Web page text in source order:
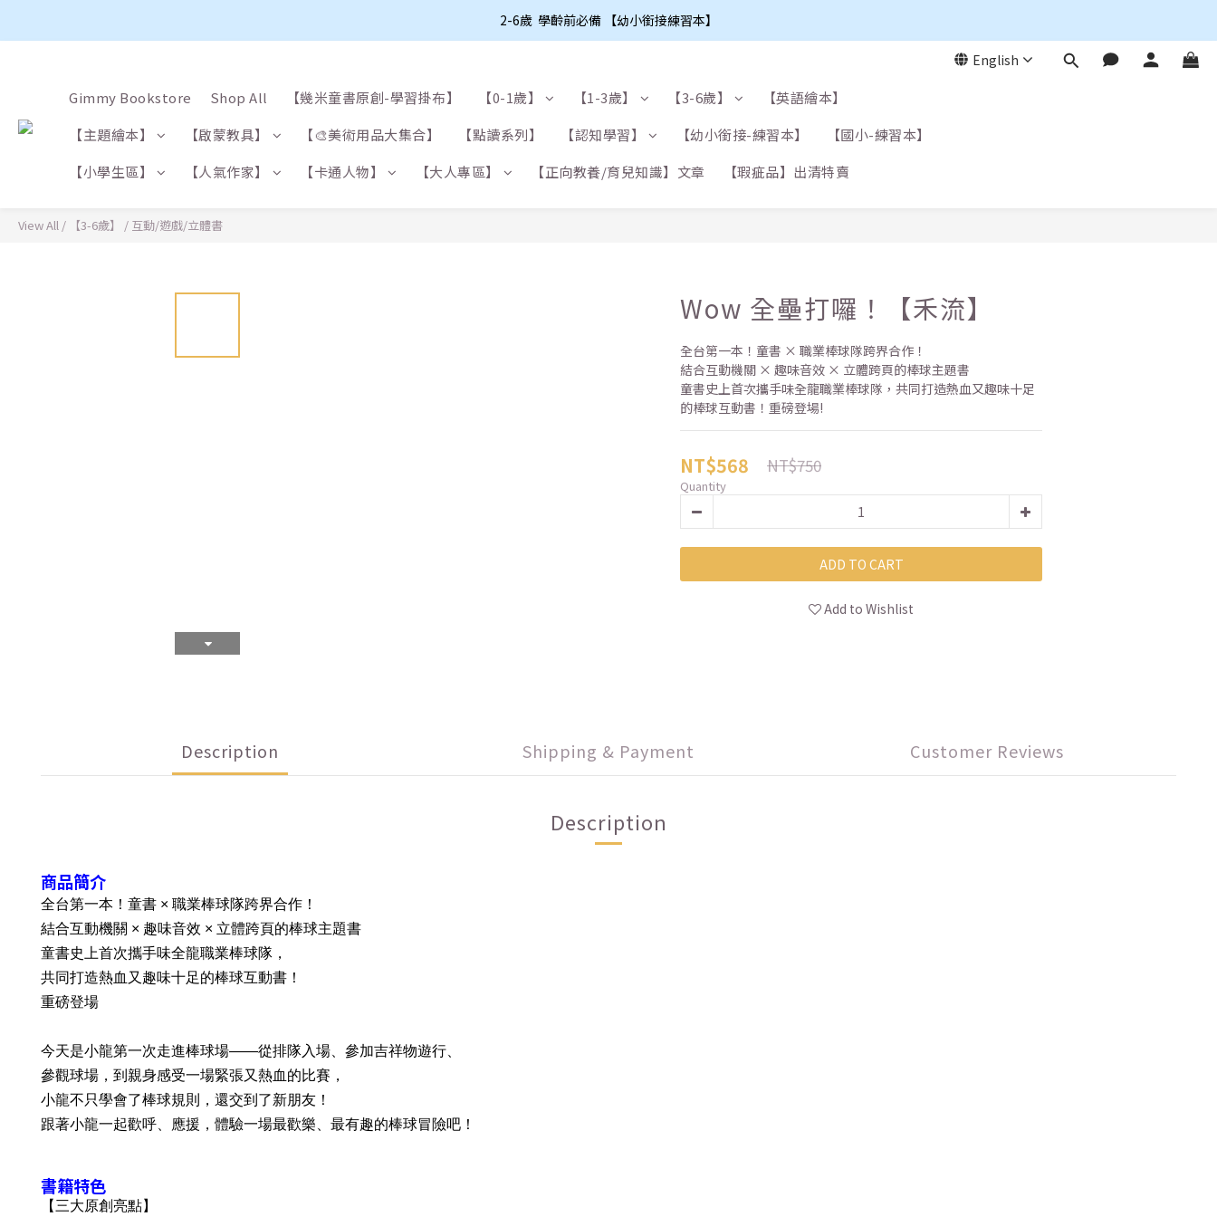
2-6歲  學齡前必備 【幼小銜接練習本】
English
Gimmy Bookstore Shop All 【幾米童書原創-學習掛布】 【0-1歲】 【1-3歲】 【3-6歲】
【英語繪本】
【主題繪本】
【啟蒙教具】 【🎨美術用品大集合】 【點讀系列】 【認知學習】 【幼小銜接-練習本】
【國小-練習本】
【小學生區】
【人氣作家】 【卡通人物】 【大人專區】 【正向教養/育兒知識】文章 【瑕疵品】出清特賣
View All / 【3-6歲】 / 互動/遊戲/立體書
Wow 全壘打囉！【禾流】
全台第一本！童書 × 職業棒球隊跨界合作！
結合互動機關 × 趣味音效 × 立體跨頁的棒球主題書
童書史上首次攜手味全龍職業棒球隊，共同打造熱血又趣味十足
的棒球互動書！重磅登場!
NT$568 NT$750
Quantity
ADD TO CART
Add to Wishlist
Description Shipping & Payment Customer Reviews
Description
商品簡介
全台第一本！童書 × 職業棒球隊跨界合作！
結合互動機關 × 趣味音效 × 立體跨頁的棒球主題書
童書史上首次攜手味全龍職業棒球隊，
共同打造熱血又趣味十足的棒球互動書！
重磅登場
今天是小龍第一次走進棒球場——從排隊入場、 參加吉祥物遊行、
參觀球場，到親身感受一場緊張又熱血的比賽，
小龍不只學會了棒球規則，還交到了新朋友！
跟著小龍一起歡呼、應援，體驗一場最歡樂、最有趣的棒球冒險吧！
書籍特色
【三大原創亮點】